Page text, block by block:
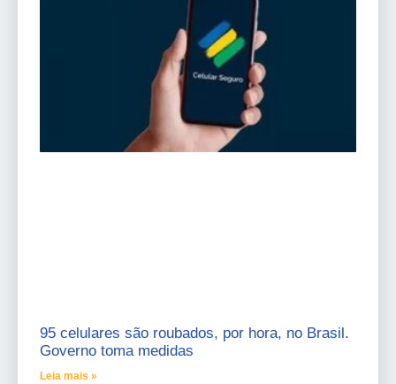
95 celulares são roubados, por hora, no Brasil.
Governo toma medidas
Leia mais »